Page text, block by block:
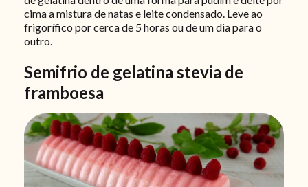
cima a mistura de natas e leite condensado. Leve ao
frigorífico por cerca de 5 horas ou de um dia para o
outro.
Semifrio de gelatina stevia de
framboesa